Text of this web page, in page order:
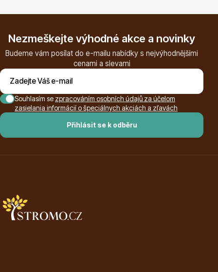
Nářadí, příslušenství
Nezmeškejte výhodné akce a novinky
Budeme vám posílat do e-mailu nabídky s nejvýhodnějšími
cenami a slevami
Přihlásit se k odběru
Souhlasím se zpracováním osobních údajů za účelom
zasielania informácií o špeciálnych akciách a zľavách